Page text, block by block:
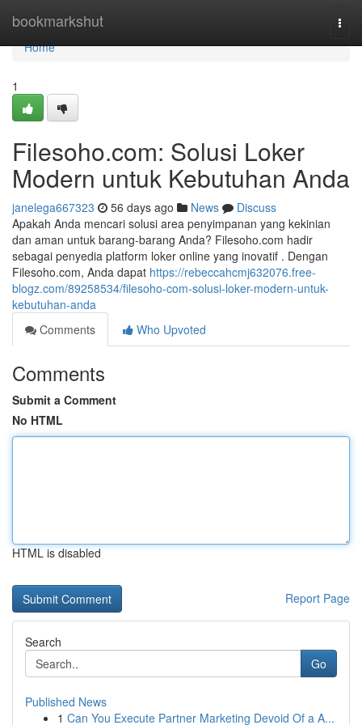
bookmarkshut
Home
Home
1
Filesoho.com: Solusi Loker
Modern untuk Kebutuhan Anda
janelega667323 56 days ago News
Discuss
Apakah Anda mencari solusi area penyimpanan yang kekinian
dan aman untuk barang-barang Anda? Filesoho.com hadir
sebagai penyedia platform loker online yang inovatif . Dengan
Filesoho.com, Anda dapat https://rebeccahcmj632076.free-
blogz.com/89258534/filesoho-com-solusi-loker-modern-untuk-
kebutuhan-anda
Comments
Who Upvoted
Comments
Submit a Comment
No HTML
HTML is disabled
Report Page
Search
Go
Published News
1 Can You Execute Partner Marketing Devoid Of a A...